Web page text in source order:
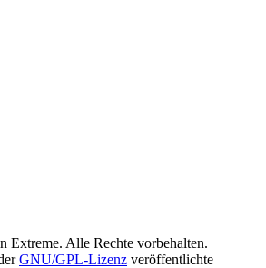
Alle Rechte vorbehalten.
GNU/GPL-Lizenz veröffentlichte